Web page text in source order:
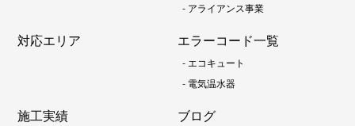
- アライアンス事業
対応エリア エラーコード一覧
-エコキュート
- 電気温水器
施工実績
ブログ